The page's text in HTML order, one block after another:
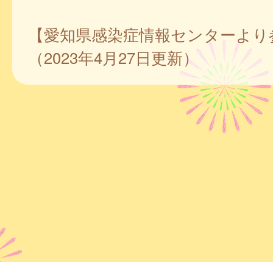
【愛知県感染症情報センターよ
（2023年4月27日更新）